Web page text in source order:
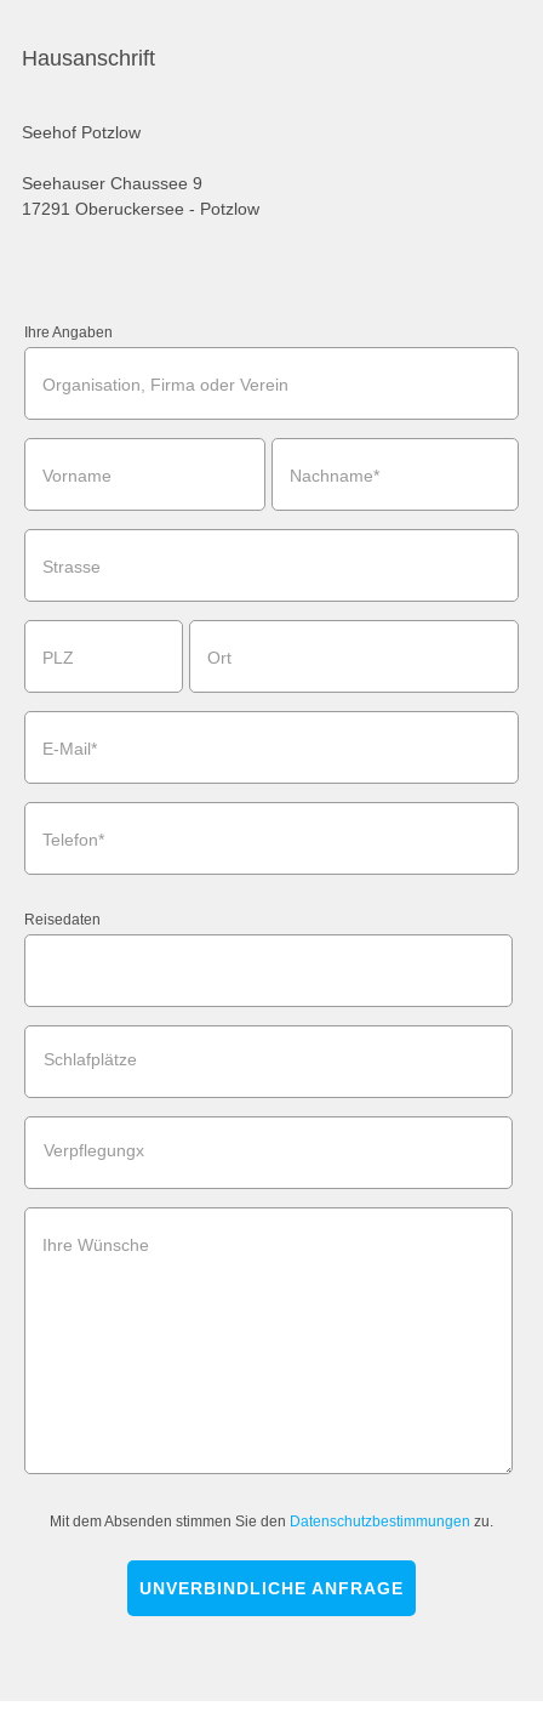
Hausanschrift
Seehof Potzlow
Seehauser Chaussee 9
17291 Oberuckersee - Potzlow
Ihre Angaben
Organisation, Firma oder Verein
Vorname Nachname*
Strasse
PLZ Ort
E-Mail*
Telefon*
Reisedaten
Schlafplätze
Verpflegungx
Ihre Wünsche
Mit dem Absenden stimmen Sie den Datenschutzbestimmungen zu.
UNVERBINDLICHE ANFRAGE